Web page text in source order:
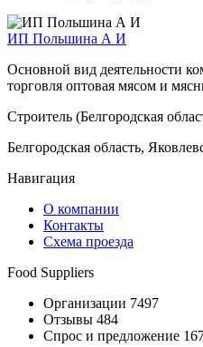
ИП Польшина А И
Основной вид
торговля оптовая мясом и
Строитель (Белгородская
Белгородская область,
Навигация
О компании
Контакты
Схема проезда
Food Suppliers
Организации 7497
Отзывы 484
Спрос и предложение